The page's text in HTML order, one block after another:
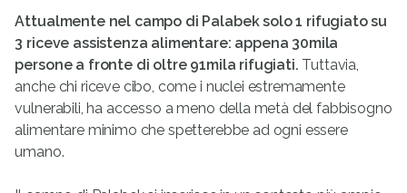
Attualmente nel campo di Palabek solo 1 rifugiato su
3 riceve assistenza alimentare: appena 30mila
persone a fronte di oltre 91mila rifugiati. Tuttavia,
anche chi riceve cibo, come i nuclei estremamente
vulnerabili, ha accesso a meno della metà del fabbisogno
alimentare minimo che spetterebbe ad ogni essere
umano.